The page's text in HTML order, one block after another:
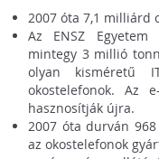
2007 óta 7,1 milliárd
Az ENSZ
mintegy 3 millió
olyan kisméretű
okostelefonok. Az
hasznosítják újra.
2007 óta durván
az okostelefonok